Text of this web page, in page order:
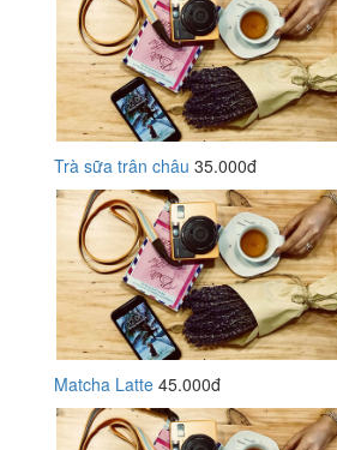
Trà sữa trân châu 35.000đ
Matcha Latte 45.000đ